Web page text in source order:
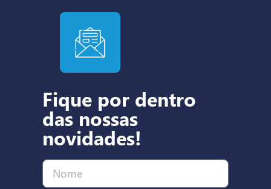
Fique por dentro
das nossas
novidades!